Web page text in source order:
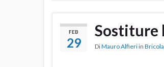
FEB
29
Sostiture
DiMauro Alfieri in